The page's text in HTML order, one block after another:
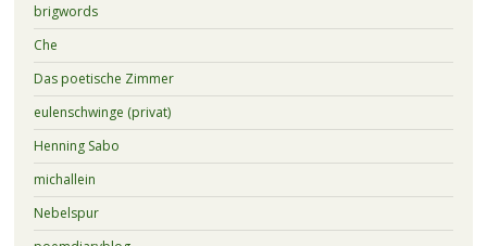
brigwords
Che
Das poetische Zimmer
eulenschwinge (privat)
Henning Sabo
michallein
Nebelspur